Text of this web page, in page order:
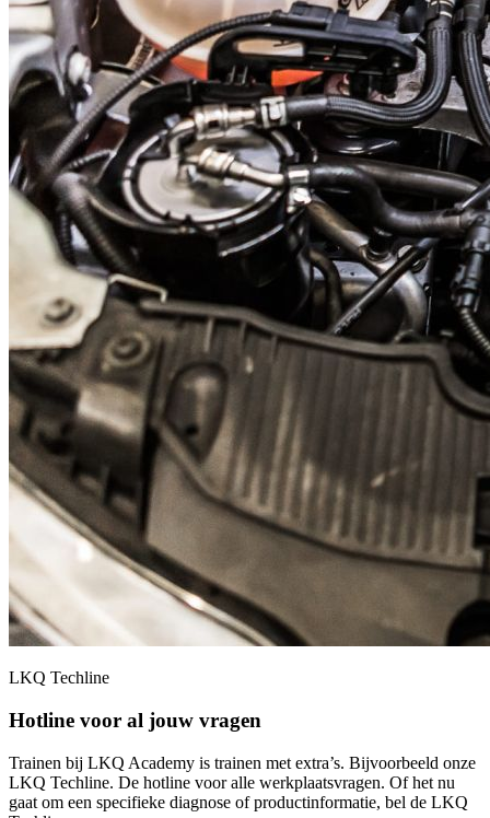
LKQ Techline
Hotline voor al jouw vragen
Trainen bij LKQ Academy is trainen met extra’s. Bijvoorbeeld onze
LKQ Techline. De hotline voor alle werkplaatsvragen. Of het nu
gaat om een specifieke diagnose of productinformatie, bel de LKQ